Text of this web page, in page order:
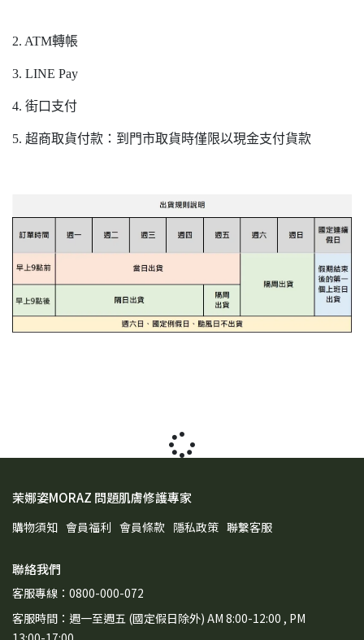
2. ATM轉帳
3. LINE Pay
4. 街口支付
5. 超商取貨付款：到門市取貨時僅限以現金支付貨款
茉娜姿MORAZ 問題肌膚修護專家
購物須知 會員福利 會員條款 隱私政策 聯繫客服
聯絡我們
客服專線：0800-000-072
客服時間：週一至週五 (國定假日除外) AM 8:00-12:00 , PM